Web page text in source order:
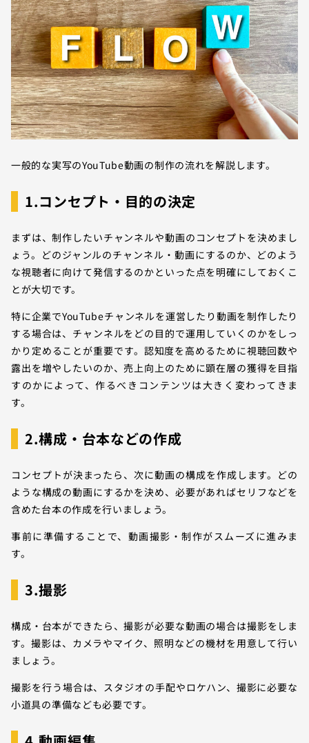
一般的な実写のYouTube動画の制作の流れを解説します。
1.コンセプト・目的の決定
まずは、制作したいチャンネルや動画のコンセプトを決めまし
ょう。どのジャンルのチャンネル・動画にするのか、どのよう
な視聴者に向けて発信するのかといった点を明確にしておくこ
とが大切です。
特に企業でYouTubeチャンネルを運営したり動画を制作したり
する場合は、チャンネルをどの目的で運用していくのかをしっ
かり定めることが重要です。認知度を高めるために視聴回数や
露出を増やしたいのか、売上向上のために顕在層の獲得を目指
すのかによって、作るべきコンテンツは大きく変わってきま
す。
2.構成・台本などの作成
コンセプトが決まったら、次に動画の構成を作成します。どの
ような構成の動画にするかを決め、必要があればセリフなどを
含めた台本の作成を行いましょう。
事前に準備することで、動画撮影・制作がスムーズに進みま
す。
3.撮影
構成・台本ができたら、撮影が必要な動画の場合は撮影をしま
す。撮影は、カメラやマイク、照明などの機材を用意して行い
ましょう。
撮影を行う場合は、スタジオの手配やロケハン、撮影に必要な
小道具の準備なども必要です。